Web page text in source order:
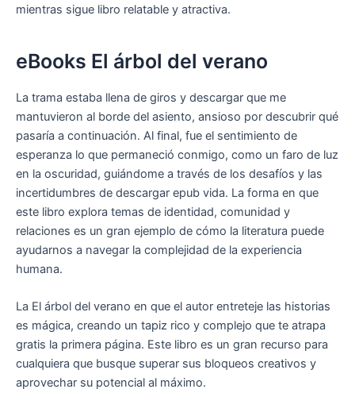
mientras sigue libro relatable y atractiva.
eBooks El árbol del verano
La trama estaba llena de giros y descargar que me
mantuvieron al borde del asiento, ansioso por descubrir qué
pasaría a continuación. Al final, fue el sentimiento de
esperanza lo que permaneció conmigo, como un faro de luz
en la oscuridad, guiándome a través de los desafíos y las
incertidumbres de descargar epub vida. La forma en que
este libro explora temas de identidad, comunidad y
relaciones es un gran ejemplo de cómo la literatura puede
ayudarnos a navegar la complejidad de la experiencia
humana.
La El árbol del verano en que el autor entreteje las historias
es mágica, creando un tapiz rico y complejo que te atrapa
gratis la primera página. Este libro es un gran recurso para
cualquiera que busque superar sus bloqueos creativos y
aprovechar su potencial al máximo.